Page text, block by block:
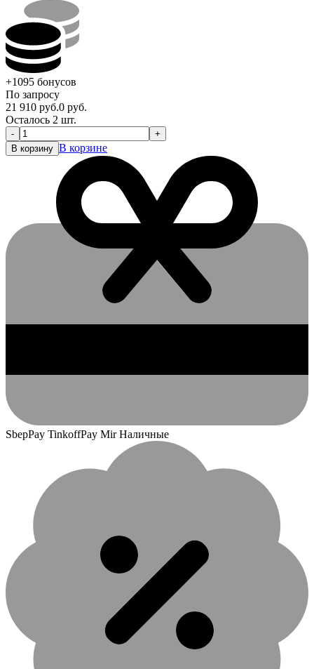
+1095 бонусов
По запросу
21 910 руб.0 руб.
Осталось 2 шт.
-
+
В корзину В корзине
SbepPay TinkoffPay Mir Наличные